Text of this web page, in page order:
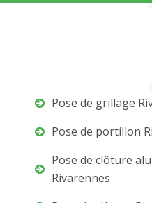
Pose de grillage
Pose de portillon
Pose de clôture
Rivarennes